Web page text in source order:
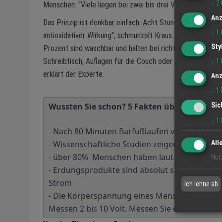
Menschen: "Viele liegen bei zwei bis drei Volt – das ist
Das Prinzip ist denkbar einfach: Acht Stunden Schlaf
antioxidativer Wirkung", schmunzelt Kraus. Die
Prozent sind waschbar und halten bei richtiger Pflege
Schreibtisch, Auflagen für die Couch oder spezielle
erklärt der Experte.
Wussten Sie schon? 5 Fakten über Erdung
- Nach 80 Minuten Barfußlaufen verbessert
- Wissenschaftliche Studien zeigen: Erdung
- über 80% Menschen haben laut Kraus
- Erdungsprodukte sind absolut sicher,
Strom
- Die Körperspannung eines Menschen sollte
Messen 2 bis 10 Volt. Messen Sie einfach
↓ 2
↓ 1
↓ 1
↓ 1
↓ 1
Ich lehne ab